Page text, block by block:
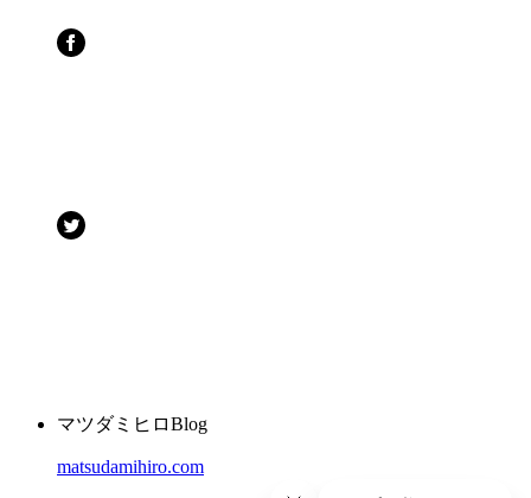
マツダミヒロBlog
matsudamihiro.com